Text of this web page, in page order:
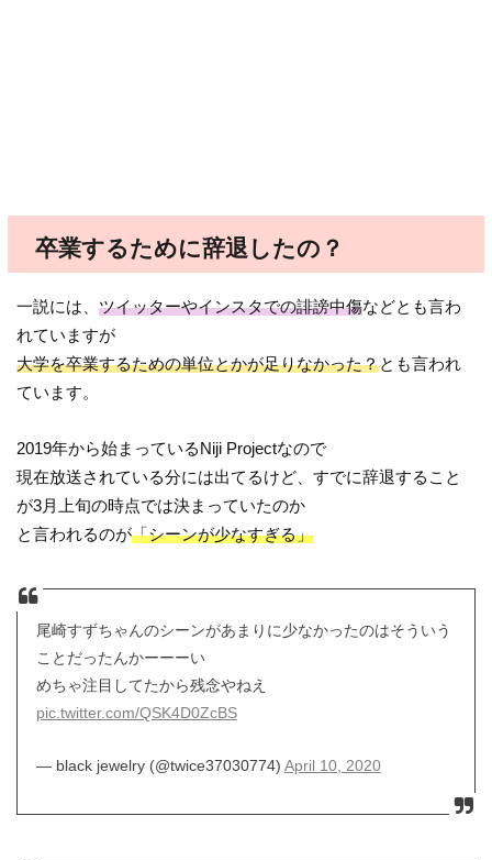
卒業するために辞退したの？
一説には、ツイッターやインスタでの誹謗中傷などとも言わ
れていますが
大学を卒業するための単位とかが足りなかった？とも言われ
ています。
2019年から始まっているNiji Projectなので
現在放送されている分には出てるけど、すでに辞退すること
が3月上旬の時点では決まっていたのか
と言われるのが「シーンが少なすぎる」
尾崎すずちゃんのシーンがあまりに少なかったのはそういう
ことだったんかーーーい
めちゃ注目してたから残念やねえ
pic.twitter.com/QSK4D0ZcBS
— black jewelry (@twice37030774) April 10, 2020